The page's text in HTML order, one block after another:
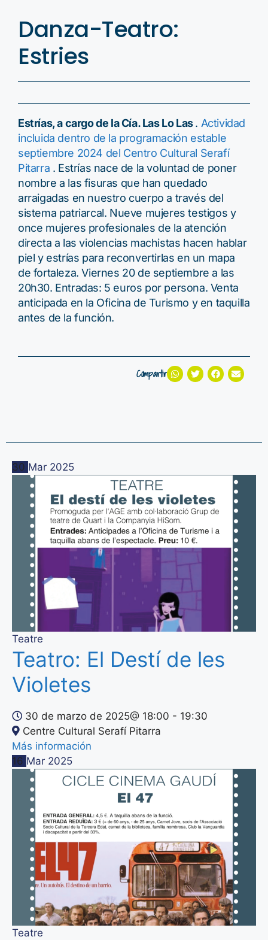
Danza-Teatro:
Estries
Estrías, a cargo de la Cía. Las Lo Las. Actividad
incluida dentro de la programación estable
septiembre 2024 del Centro Cultural Serafí
Pitarra . Estrías nace de la voluntad de poner
nombre a las fisuras que han quedado
arraigadas en nuestro cuerpo a través del
sistema patriarcal. Nueve mujeres testigos y
once mujeres profesionales de la atención
directa a las violencias machistas hacen hablar
piel y estrías para reconvertirlas en un mapa
de fortaleza. Viernes 20 de septiembre a las
20h30. Entradas: 5 euros por persona. Venta
anticipada en la Oficina de Turismo y en taquilla
antes de la función.
Compartir
30 Mar 2025
Teatre
Teatro: El Destí de les
Violetes
30 de marzo de 2025@ 18:00 - 19:30
Centre Cultural Serafí Pitarra
Más información
16 Mar 2025
Teatre